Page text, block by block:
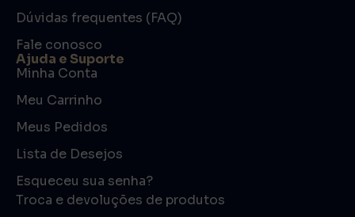
Dúvidas frequentes (FAQ)
Fale conosco
Ajuda e Suporte
Minha Conta
Meu Carrinho
Meus Pedidos
Lista de Desejos
Esqueceu sua senha?
Troca e devoluções de produtos